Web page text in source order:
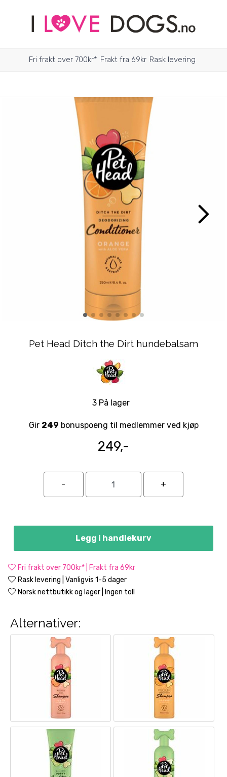
Fri frakt over 700kr* Frakt fra 69kr Rask levering
Pet Head Ditch the Dirt hundebalsam
3 På lager
Gir 249 bonuspoeng til medlemmer ved kjøp
249,-
Legg i handlekurv
Fri frakt over 700kr* | Frakt fra 69kr
Rask levering | Vanligvis 1-5 dager
Norsk nettbutikk og lager | Ingen toll
Alternativer: